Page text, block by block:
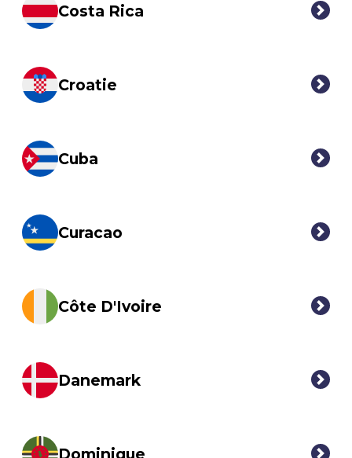
Costa Rica
Croatie
Cuba
Curacao
Côte D'Ivoire
Danemark
Dominique